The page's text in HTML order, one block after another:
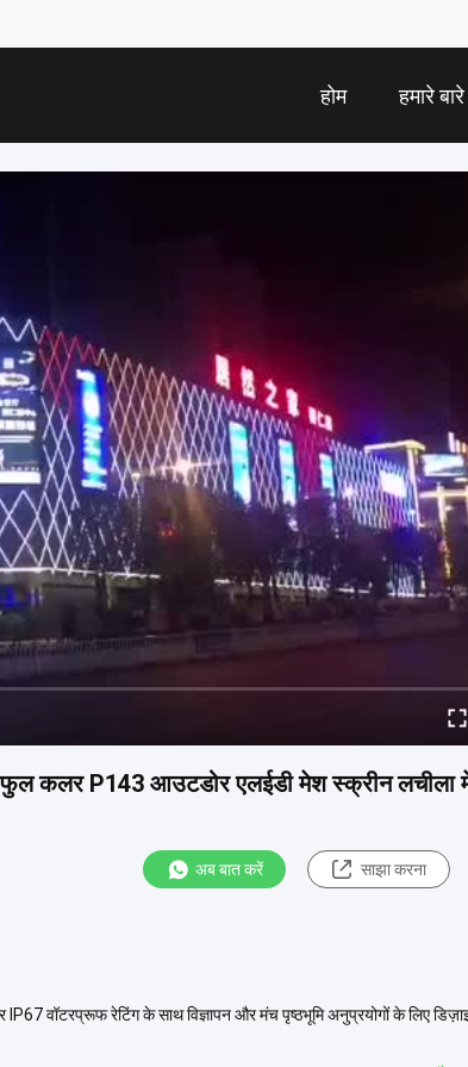
होम हमारे
फुल कलर P143 आउटडोर एलईडी मेश स्क्रीन लचीला
अब बात करें साझा करना
वॉटरप्रूफ रेटिंग के साथ विज्ञापन और मंच पृष्ठभूमि अनुप्रयोगों के लिए